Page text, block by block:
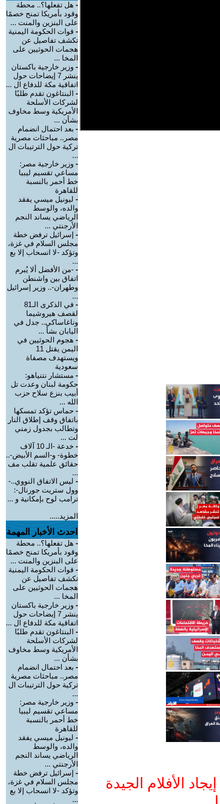
الأفلام الجيدة
- هل تفعلها؟.. محطة
وقود بأمريكا تمنح خصمًا
على البنزين والمنت ...
- قوات الحكومة اليمنية
تكشف تفاصيل عن
هجمات الحوثيين على
المخا ...
- وزير خارجية باكستان
ينشر 7 إيضاحات حول
اتفاقية مكة للدفاع ال ...
- البنتاغون تقدم طلبًا
لشركات الأسلحة
الأمريكية وسط مخاوف
بشأن ...
- بعد احتمال انضمام
مصر.. مباحثات مصرية
تركية حول الترتيبات ال
...
- وزير خارجية مصر:
مساعي تقسيم ليبيا
خط أحمر بالنسبة
للقاهرة
- ليونيل ميسي يفقد
والده، والوسط
الرياضي يساند النجم
الأرجنتي ...
- إسرائيل ترفض خطة
مجلس السلام في غزة،
وتؤكد -لا انسحاب إلا بع
...
- -من الأفضل ألا يُبرم
اتفاق بين واشنطن
وطهران-.. وزير إسرائيل
...
-
في الذكرى الـ81
لقصف هيروشيما
وناغاساكي.. جدل في
اليابان بشأ ...
- هجوم الحوثيين في
اليمن يقتل 11
ويستهدف مصفاة
سعودية
- مستشار نتنياهو:
حكومة لبنان وعدت تل
أبيب بنزع سلاح حزب
الله ...
- حماس تؤكد تمسكها
باتفاق وقف إطلاق النار
وتطالب بجدول زمني
لت ...
-
خدعة -الـ 10 آلاف
خطوة- و-السم الأبيض-..
حقائق علمية تقلب مف
...
- ليس الاتفاق النووي..-
وول ستريت جورنال-:
ترامب لوح بإمكانية و ...
المزيد.....
احدث الأخبار المهمة
- هل تفعلها؟.. محطة
وقود بأمريكا تمنح خصمًا
على البنزين والمنت ...
- قوات الحكومة اليمنية
تكشف تفاصيل عن
هجمات الحوثيين على
المخا ...
- وزير خارجية باكستان
ينشر 7 إيضاحات حول
اتفاقية مكة للدفاع ال ...
- البنتاغون تقدم طلبًا
لشركات الأسلحة
الأمريكية وسط مخاوف
بشأن ...
- بعد احتمال انضمام
مصر.. مباحثات مصرية
تركية حول الترتيبات ال
...
- وزير خارجية مصر:
مساعي تقسيم ليبيا
خط أحمر بالنسبة
للقاهرة
- ليونيل ميسي يفقد
والده، والوسط
الرياضي يساند النجم
الأرجنتي ...
- إسرائيل ترفض خطة
مجلس السلام في غزة،
وتؤكد -لا انسحاب إلا بع
...